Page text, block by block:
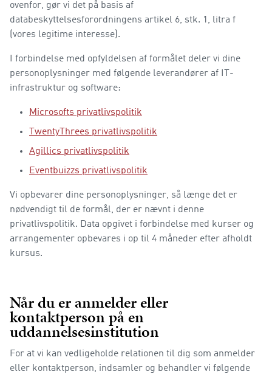
ovenfor, gør vi det på basis af
databeskyttelsesforordningens artikel 6, stk. 1, litra f
(vores legitime interesse).
I forbindelse med opfyldelsen af formålet deler vi dine
personoplysninger med følgende leverandører af IT-
infrastruktur og software:
Microsofts privatlivspolitik
TwentyThrees privatlivspolitik
Agillics privatlivspolitik
Eventbuizzs privatlivspolitik
Vi opbevarer dine personoplysninger, så længe det er
nødvendigt til de formål, der er nævnt i denne
privatlivspolitik. Data opgivet i forbindelse med kurser og
arrangementer opbevares i op til 4 måneder efter afholdt
kursus.
Når du er anmelder eller
kontaktperson på en
uddannelsesinstitution
For at vi kan vedligeholde relationen til dig som anmelder
eller kontaktperson, indsamler og behandler vi følgende